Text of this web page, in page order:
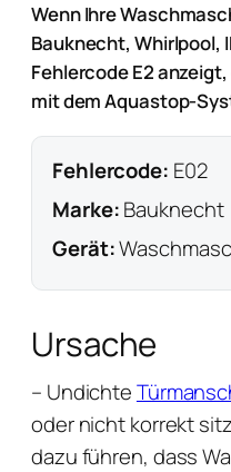
Wenn Ihre
Bauknecht, Whirlpool,
Fehlercode E2
mit dem Aquastop-
Fehlercode: E02
Marke:Bauknecht
Gerät:
Ursache
– Undichte
oder nicht korrekt
dazu führen, dass